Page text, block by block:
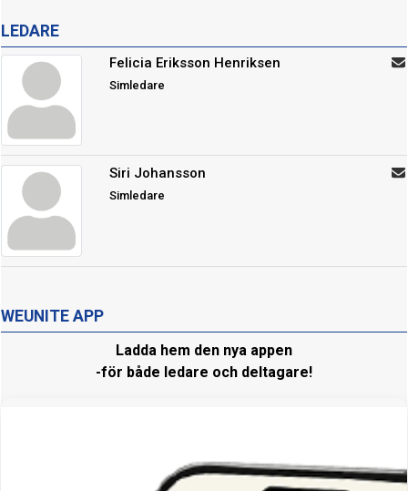
LEDARE
Felicia Eriksson Henriksen
Simledare
Siri Johansson
Simledare
WEUNITE APP
Ladda hem den nya appen
-för både ledare och deltagare!